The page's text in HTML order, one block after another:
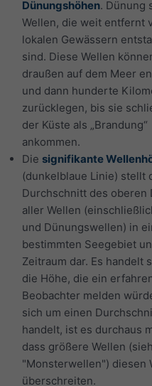
Dünungshöhen. Dünung
Wellen, die weit entfernt
lokalen Gewässern
sind. Diese Wellen
draußen auf dem Meer
und dann hunderte
zurücklegen, bis sie
der Küste als „Brandung“
ankommen.
Die signifikante
(dunkelblaue Linie) stellt
Durchschnitt des oberen
aller Wellen
und Dünungswellen) in
bestimmten Seegebiet
Zeitraum dar. Es handelt
die Höhe, die ein
Beobachter melden
sich um einen
handelt, ist es durchaus
dass größere Wellen
"Monsterwellen") diesen
überschreiten.